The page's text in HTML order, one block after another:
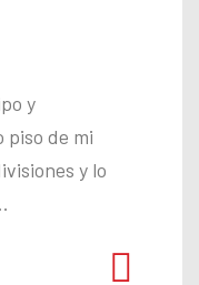
y
de mi
y lo